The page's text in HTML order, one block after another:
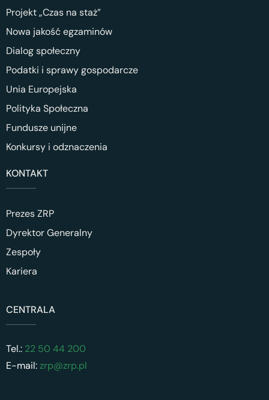
Projekt „Czas na staż”
Nowa jakość egzaminów
Dialog społeczny
Podatki i sprawy gospodarcze
Unia Europejska
Polityka Społeczna
Fundusze unijne
Konkursy i odznaczenia
KONTAKT
Prezes ZRP
Dyrektor Generalny
Zespoły
Kariera
CENTRALA
Tel.: 22 50 44 200
E-mail:zrp@zrp.pl